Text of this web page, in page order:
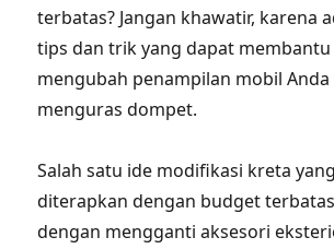
terbatas? Jangan khawatir, karena
tips dan trik yang dapat membantu
mengubah penampilan mobil
menguras dompet.
Salah satu ide modifikasi kreta
diterapkan dengan budget
dengan mengganti aksesori